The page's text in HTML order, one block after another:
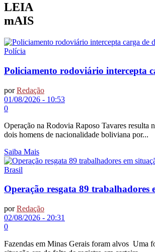
LEIA
mAIS
Polícia
Policiamento rodoviário intercepta
por Redação
01/08/2026 - 10:53
0
Operação na Rodovia Raposo Tavares
dois homens de nacionalidade boliviana por...
Saiba Mais
Brasil
Operação resgata 89 trabalhadores
por Redação
02/08/2026 - 20:31
0
Fazendas em Minas Gerais foram alvos Uma